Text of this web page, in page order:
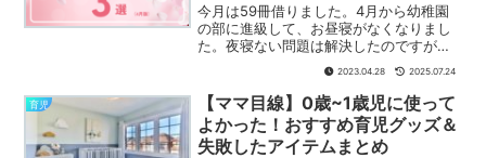
今月は59冊借りました。4月から幼稚園
の部に進級して、お昼寝がなくなりまし
た。夜寝ない問題は解決したのですが、
逆に絵本の読み聞かせを開始して直ぐに
寝る事が多くなりました。親としては嬉
しいような寂しいような複雑な心境です
が、寝る前以外の朝や昼間に本を読む時
間が増えました。
2023.04.28 2025.07.24
育児
【ママ目線】0歳~1歳児に使って
よかった！おすすめ育児グッズ＆
失敗したアイテムまとめ